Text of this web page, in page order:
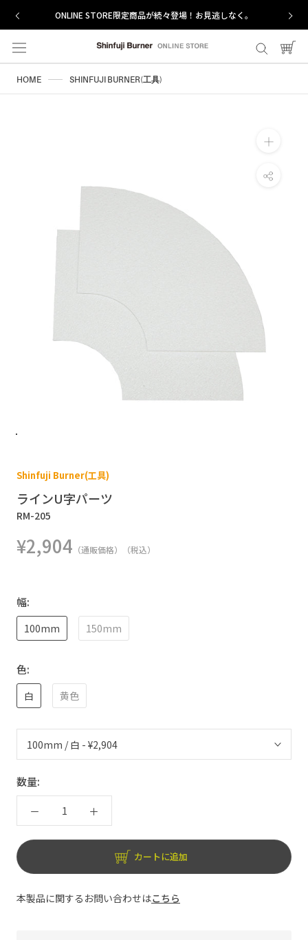
し
コ
ONLINE STORE限定商品が続々登場！お見逃しなく。
HOME SHINFUJI BURNER(工具)
Shinfuji Burner(工具)
ラインU字パーツ
RM-205
¥2,904 （通販価格）（税込）
幅:
100mm 150mm
色:
白 黄色
数量:
カートに追加
本製品に関するお問い合わせはこちら